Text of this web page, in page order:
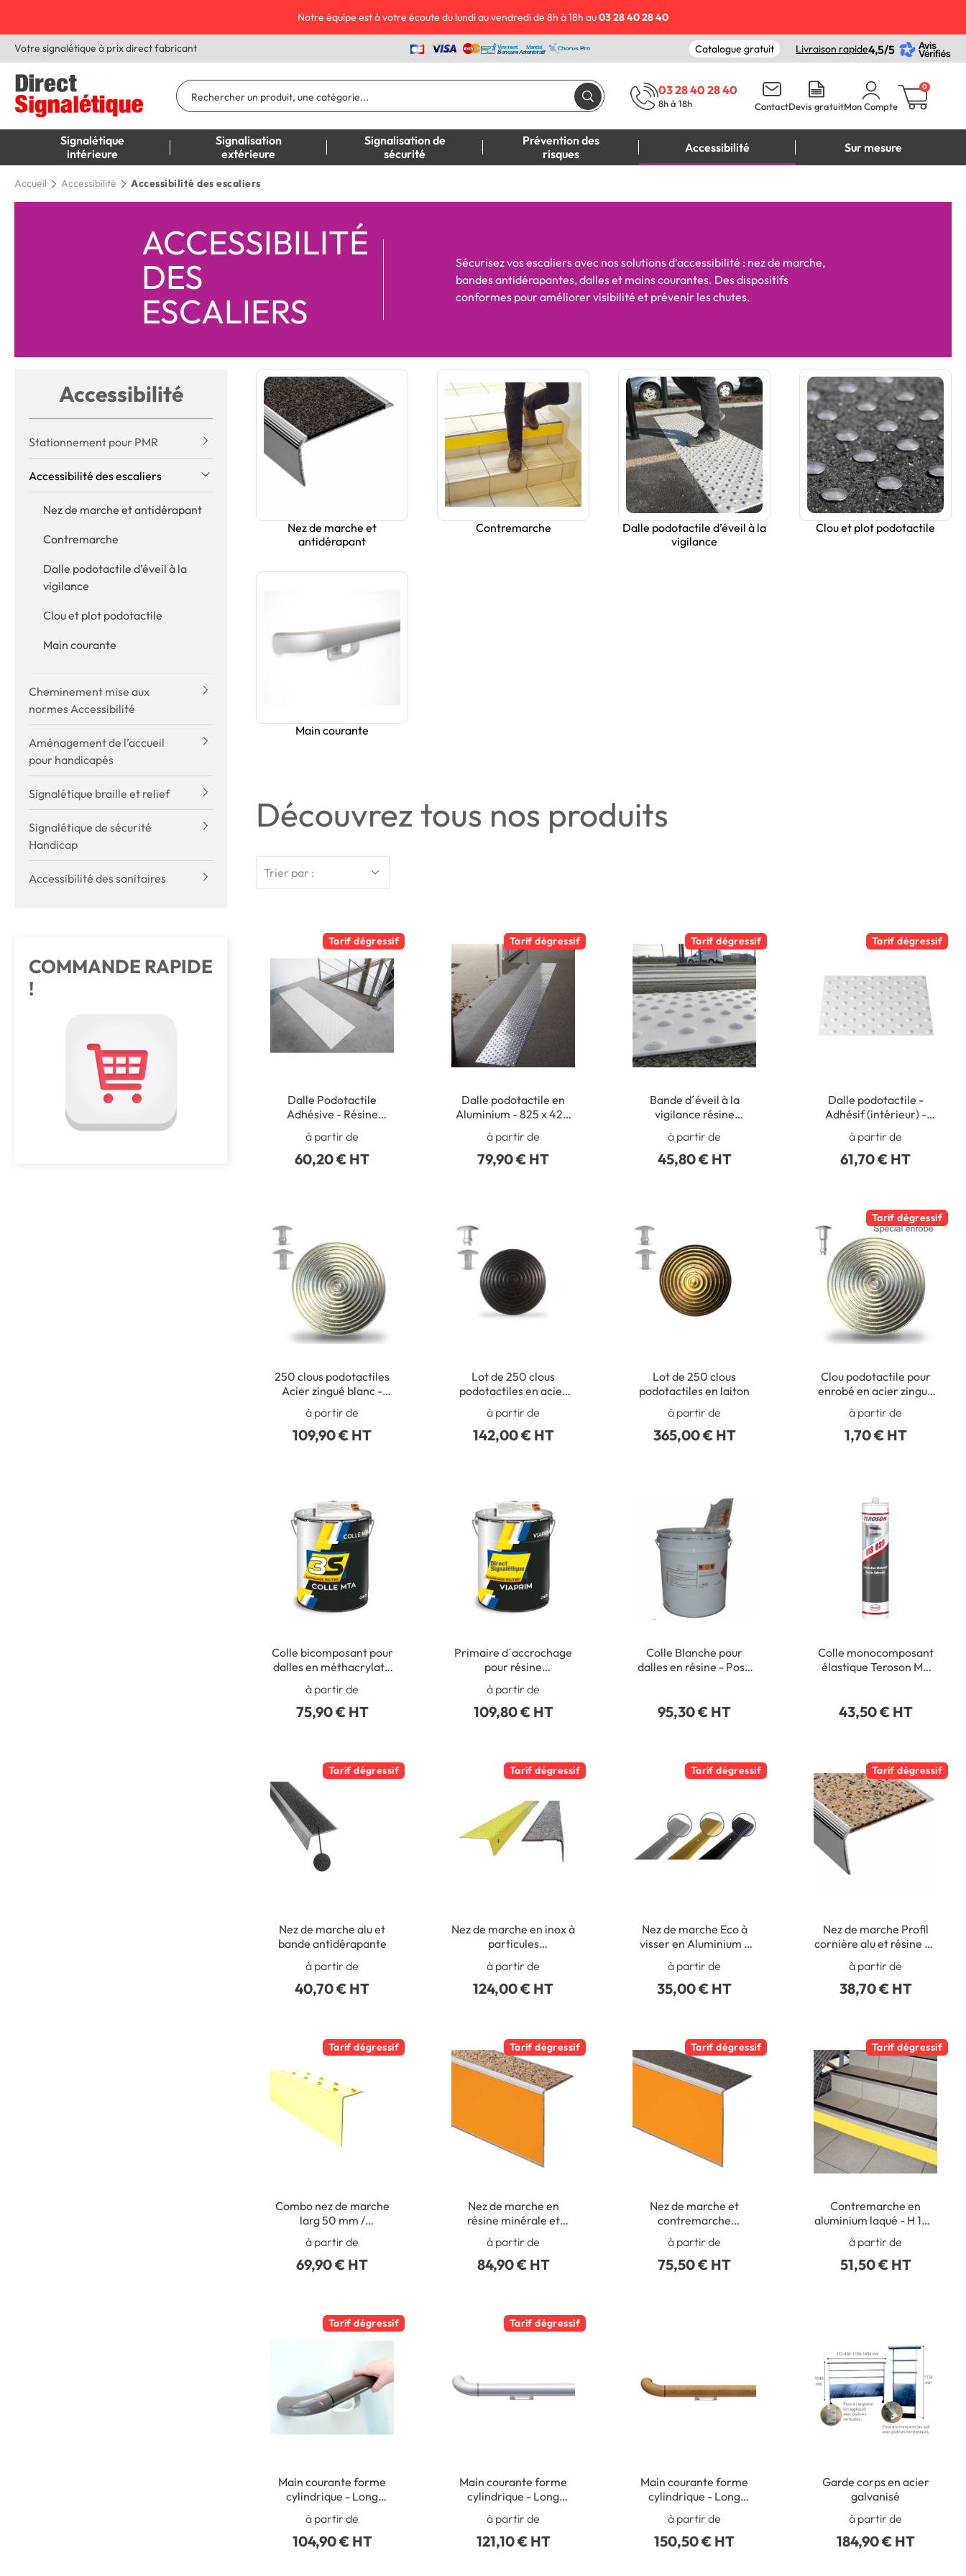
Notre équipe est à votre écoute du lundi au vendredi de 8h à 18h au03 28 40 28 40
Votre signalétique à prix direct fabricant Catalogue gratuit Livraison rapide4,5/5
03 28 40 28 40
8h à 18h ContactDevis gratuitMon Compte
0
Signalétique
intérieure
Signalisation
extérieure
Signalisation de
sécurité
Prévention des
risques
Accessibilité Sur mesure
Accueil Accessibilité Accessibilité des escaliers
ACCESSIBILITÉ
DES
ESCALIERS
Sécurisez vos escaliers avec nos solutions d’accessibilité : nez de marche,
bandes antidérapantes, dalles et mains courantes. Des dispositifs
conformes pour améliorer visibilité et prévenir les chutes.
Accessibilité
Stationnement pour PMR
Accessibilité des escaliers
Nez de marche et antidérapant
Contremarche
Dalle podotactile d’éveil à la
vigilance
Clou et plot podotactile
Main courante
Cheminement mise aux
normes Accessibilité
Aménagement de l’accueil
pour handicapés
Signalétique braille et relief
Signalétique de sécurité
Handicap
Accessibilité des sanitaires
COMMANDE RAPIDE
!
Nez de marche et
antidérapant
Contremarche
Dalle podotactile d’éveil à la
vigilance
Clou et plot podotactile
Main courante
Découvrez tous nos produits
Trier par :
Tarif dégressif
Dalle Podotactile
Adhésive - Résine
polyuréthane - Intérieur
à partir de
60,20 € HT
Tarif dégressif
Dalle podotactile en
Aluminium - 825 x 420
Intérieur/extérieur
à partir de
79,90 € HT
Tarif dégressif
Bande d´éveil à la
vigilance résine
méthacrylate - Adhésif
épais - Extérieur
à partir de
45,80 € HT
Tarif dégressif
Dalle podotactile -
Adhésif (intérieur) -
Gamme color
à partir de
61,70 € HT
250 clous podotactiles
Acier zingué blanc -
Passage modéré -
Intérieur/Extérieur
à partir de
109,90 € HT
Lot de 250 clous
podotactiles en acier
zingué noir à frapper ou
à sceller
à partir de
142,00 € HT
Lot de 250 clous
podotactiles en laiton
à partir de
365,00 € HT
Tarif dégressif
Clou podotactile pour
enrobé en acier zingué
sans scellement -
Extérieur
à partir de
1,70 € HT
Colle bicomposant pour
dalles en méthacrylate
- Kit de 8 kg
à partir de
75,90 € HT
Primaire d´accrochage
pour résine
méthacrylate
à partir de
109,80 € HT
Colle Blanche pour
dalles en résine - Pose
95,30 € HT
Colle monocomposant
élastique Teroson MS
43,50 € HT
Tarif dégressif
Nez de marche alu et
bande antidérapante
à partir de
40,70 € HT
Tarif dégressif
Nez de marche en inox à
particules
spécial trafic très
intense
à partir de
124,00 € HT
Tarif dégressif
Nez de marche Eco à
visser en Aluminium -
Longueur 2 mètres
à partir de
35,00 € HT
Tarif dégressif
Nez de marche Profil
cornière alu et résine de
à partir de
38,70 € HT
Tarif dégressif
Combo nez de marche
larg 50 mm /
contremarche H 100
mm en Acier galva - Int
/ Ext
à partir de
69,90 € HT
Tarif dégressif
Nez de marche en
résine minérale et
contremarche
polymère - 2 en 1
spécial trafic très
à partir de
84,90 € HT
Tarif dégressif
Nez de marche et
contremarche
polymère 2 en 1 spécial
trafic très intense
à partir de
75,50 € HT
Tarif dégressif
Contremarche en
aluminium laqué - H 100
à partir de
51,50 € HT
Tarif dégressif
Main courante forme
cylindrique - Long
4000 x diam 40 mm -
PVC - Gamme Color
à partir de
104,90 € HT
Tarif dégressif
Main courante forme
cylindrique - Long
4000 x diam 40 mm -
Aluminium anodisé
à partir de
121,10 € HT
Main courante forme
cylindrique - Long
4000 x diam 40 mm -
PVC décor bois -
Gamme Wood
à partir de
150,50 € HT
Garde corps en acier
galvanisé
à partir de
184,90 € HT